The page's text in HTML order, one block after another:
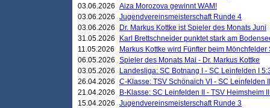
03.06.2026 Aiza Morozova gewinnt WAM!
03.06.2026 Jugendvereinsmeisterschaft Runde 4
03.06.2026
Dr. Markus Kottke ist Spieler des Monats Juni
31.05.2026
Karl Brettschneider punktet stark am
11.05.2026
Markus Kottke wird Fünfter beim
06.05.2026 Spieler des Monats Mai - Dr. Markus Kottke
03.05.2026
Landesliga: SC Botnang I - SC Leinfelden I
26.04.2026 C-Klasse: TSV Schönaich VI - SC Leinfelden
21.04.2026
B-Klasse: SC Leinfelden II - TSV Heimsheim
15.04.2026 Jugendvereinsmeisterschaft Runde 3